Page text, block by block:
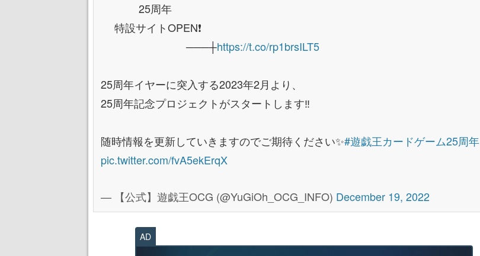
25周年
特設サイトOPEN❗️
───┼https://t.co/rp1brsILT5
25周年イヤーに突入する2023年2月より、
25周年記念プロジェクトがスタートします‼️
随時情報を更新していきますのでご期待ください✨#遊戯王カードゲーム25周年
pic.twitter.com/fvA5ekErqX
— 【公式】遊戯王OCG (@YuGiOh_OCG_INFO) December 19, 2022
AD